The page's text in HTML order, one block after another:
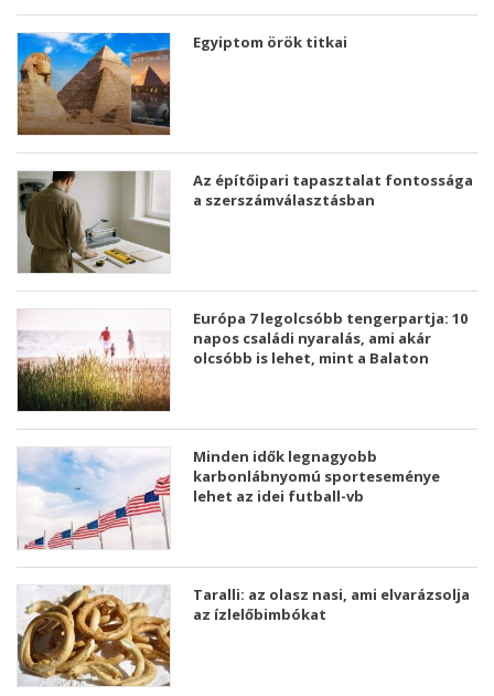
Egyiptom örök titkai
Az építőipari tapasztalat fontossága
a szerszámválasztásban
Európa 7 legolcsóbb tengerpartja: 10
napos családi nyaralás, ami akár
olcsóbb is lehet, mint a Balaton
Minden idők legnagyobb
karbonlábnyomú sporteseménye
lehet az idei futball-vb
Taralli: az olasz nasi, ami elvarázsolja
az ízlelőbimbókat